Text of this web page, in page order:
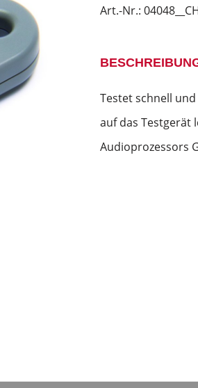
Art.-Nr.:
Testet schnell
auf das Testgerät
Audioprozessors